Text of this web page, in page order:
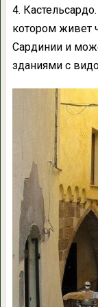
4.
котором живет
Сардинии и
зданиями с